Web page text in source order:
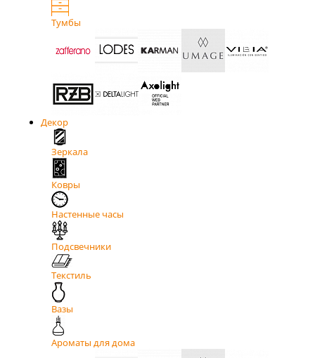
Тумбы
Декор
Зеркала
Ковры
Настенные часы
Подсвечники
Текстиль
Вазы
Ароматы для дома